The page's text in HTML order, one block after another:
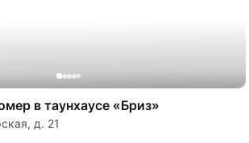
в таунхаусе «Бриз»
д. 21